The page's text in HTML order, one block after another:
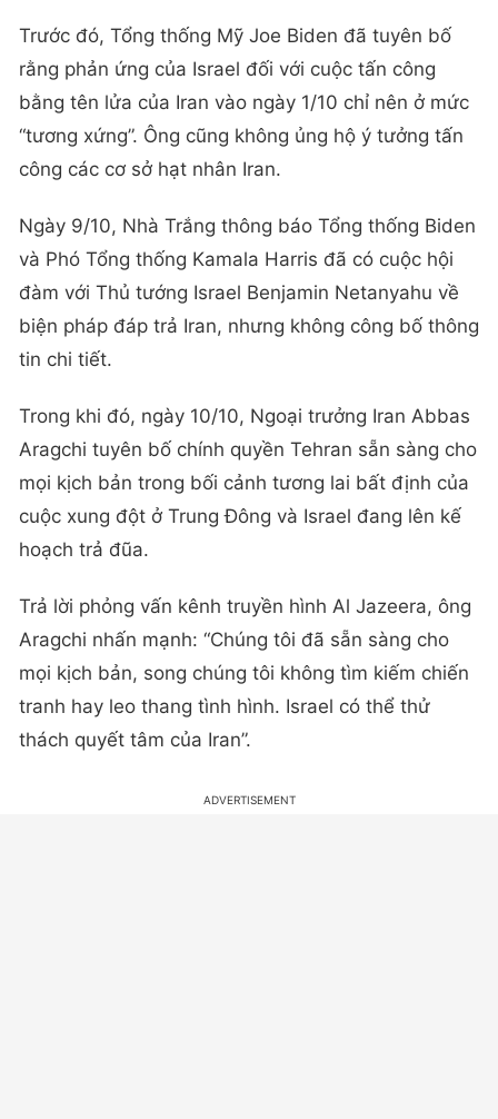
Trước đó, Tổng thống Mỹ Joe Biden đã tuyên bố
rằng phản ứng của Israel đối với cuộc tấn công
bằng tên lửa của Iran vào ngày 1/10 chỉ nên ở mức
“tương xứng”. Ông cũng không ủng hộ ý tưởng tấn
công các cơ sở hạt nhân Iran.
Ngày 9/10, Nhà Trắng thông báo Tổng thống Biden
và Phó Tổng thống Kamala Harris đã có cuộc hội
đàm với Thủ tướng Israel Benjamin Netanyahu về
biện pháp đáp trả Iran, nhưng không công bố thông
tin chi tiết.
Trong khi đó, ngày 10/10, Ngoại trưởng Iran Abbas
Aragchi tuyên bố chính quyền Tehran sẵn sàng cho
mọi kịch bản trong bối cảnh tương lai bất định của
cuộc xung đột ở Trung Đông và Israel đang lên kế
hoạch trả đũa.
Trả lời phỏng vấn kênh truyền hình Al Jazeera, ông
Aragchi nhấn mạnh: “Chúng tôi đã sẵn sàng cho
mọi kịch bản, song chúng tôi không tìm kiếm chiến
tranh hay leo thang tình hình. Israel có thể thử
thách quyết tâm của Iran”.